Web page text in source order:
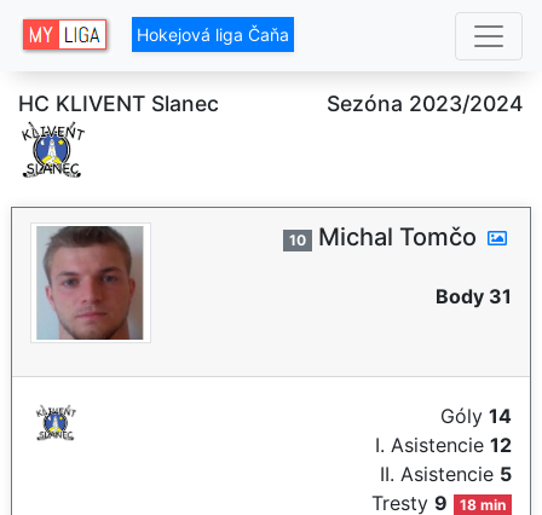
Hokejová liga Čaňa
HC KLIVENT Slanec Sezóna 2023/2024
10 Michal Tomčo
Body 31
Góly 14
I. Asistencie 12
II. Asistencie 5
Tresty9 18 min